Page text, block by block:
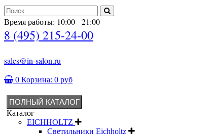
Время работы: 10:00 - 21:00
8 (495) 215-24-00
sales@in-salon.ru
0 Корзина: 0 руб
ПОЛНЫЙ КАТАЛОГ
Каталог
EICHHOLTZ
Светильники Eichholtz